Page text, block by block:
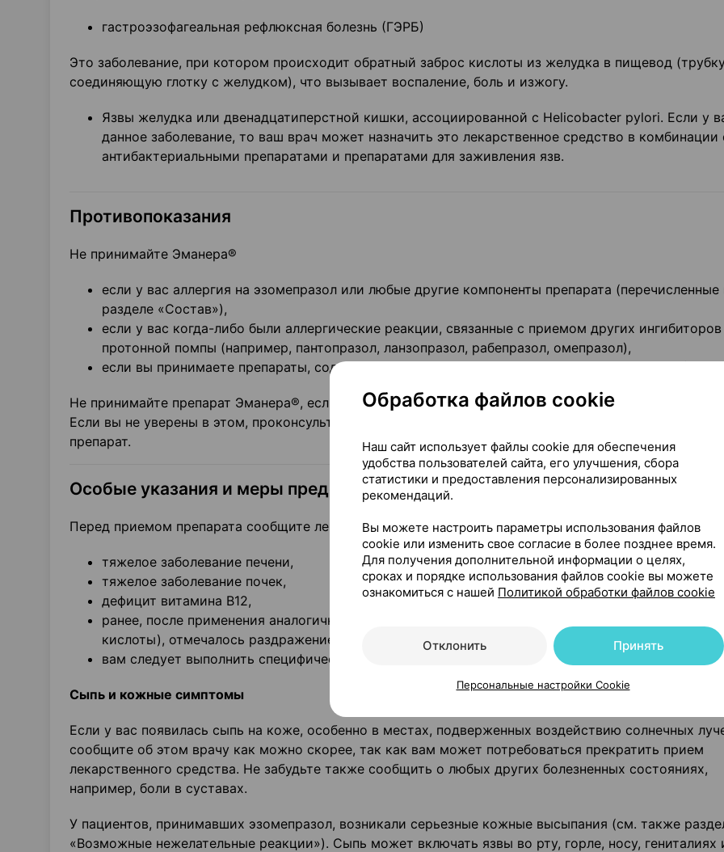
гастроэзофагеальная рефлюксная болезнь (ГЭРБ)
Это заболевание, при котором происходит обратный заброс кислоты из желудка в пищевод
соединяющую глотку с желудком), что вызывает воспаление, боль и изжогу.
Язвы желудка или двенадцатиперстной кишки, ассоциированной с Helicobacter pylori. Если у
данное заболевание, то ваш врач может назначить это лекарственное средство в комбинации
антибактериальными препаратами и препаратами для заживления язв.
Противопоказания
Не принимайте Эманера®
если у вас аллергия на эзомепразол или любые другие компоненты препарата (перечисленные
разделе «Состав»),
если у вас когда-либо были аллергические реакции, связанные с приемом других ингибиторов
протонной помпы (например, пантопразол, ланзопразол, рабепразол, омепразол),
если вы принимаете препараты, содержащие нелфинавир (применяется для лечения ВИЧ).
Не принимайте препарат Эманера®, если что-либо из вышеперечисленного применимо в отношении
Если вы не уверены в этом, проконсультируйтесь с лечащим врачом до того, как начать принимать
препарат.
Особые указания и меры предосторожности
Перед приемом препарата сообщите лечащему врачу, если у вас:
тяжелое заболевание печени,
тяжелое заболевание почек,
дефицит витамина В12,
ранее, после применения аналогичного препарата (который уменьшает выработку желудочной
кислоты), отмечалось раздражение кожи,
вам следует выполнить специфический анализ крови (Хромогранин А).
Сыпь и кожные симптомы
Если у вас появилась сыпь на коже, особенно в местах, подверженных воздействию солнечных
сообщите об этом врачу как можно скорее, так как вам может потребоваться прекратить прием
лекарственного средства. Не забудьте также сообщить о любых других болезненных состояниях,
например, боли в суставах.
У пациентов, принимавших эзомепразол, возникали серьезные кожные высыпания (см. также
«Возможные нежелательные реакции»). Сыпь может включать язвы во рту, горле, носу, гениталиях
Обработка файлов cookie
Наш сайт использует файлы cookie для обеспечения
удобства пользователей сайта, его улучшения, сбора
статистики и предоставления персонализированных
рекомендаций.
Вы можете настроить параметры использования файлов
cookie или изменить свое согласие в более позднее время.
Для получения дополнительной информации о целях,
сроках и порядке использования файлов cookie вы можете
ознакомиться с нашей Политикой обработки файлов cookie
Отклонить Принять
Персональные настройки Cookie